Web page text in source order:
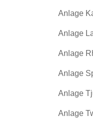
Anlage
Anlage
Anlage
Anlage
Anlage
Anlage